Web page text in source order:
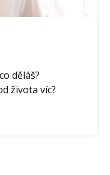
děláš?
života víc?